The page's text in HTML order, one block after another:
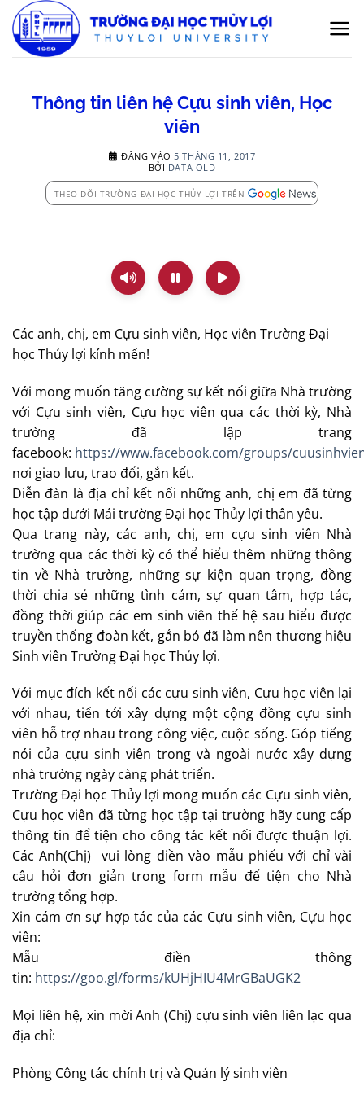
qua
nội
Thông tin liên hệ Cựu sinh viên, Học
viên
ĐĂNG VÀO 5 THÁNG 11, 2017
BỞI DATA OLD
THEO DÕI TRƯỜNG ĐẠI HỌC THỦY LỢI TRÊN
Các anh, chị, em Cựu sinh viên, Học viên Trường Đại
học Thủy lợi kính mến!
Với mong muốn tăng cường sự kết nối giữa Nhà trường
với Cựu sinh viên, Cựu học viên qua các thời kỳ, Nhà
trường đã lập trang
facebook: https://www.facebook.com/groups/
nơi giao lưu, trao đổi, gắn kết.
Diễn đàn là địa chỉ kết nối những anh, chị em đã từng
học tập dưới Mái trường Đại học Thủy lợi thân yêu.
Qua trang này, các anh, chị, em cựu sinh viên Nhà
trường qua các thời kỳ có thể hiểu thêm những thông
tin về Nhà trường, những sự kiện quan trọng, đồng
thời chia sẻ những tình cảm, sự quan tâm, hợp tác,
đồng thời giúp các em sinh viên thế hệ sau hiểu được
truyền thống đoàn kết, gắn bó đã làm nên thương hiệu
Sinh viên Trường Đại học Thủy lợi.
Với mục đích kết nối các cựu sinh viên, Cựu học viên lại
với nhau, tiến tới xây dựng một cộng đồng cựu sinh
viên hỗ trợ nhau trong công việc, cuộc sống. Góp tiếng
nói của cựu sinh viên trong và ngoài nước xây dựng
nhà trường ngày càng phát triển.
Trường Đại học Thủy lợi mong muốn các Cựu sinh viên,
Cựu học viên đã từng học tập tại trường hãy cung cấp
thông tin để tiện cho công tác kết nối được thuận lợi.
Các Anh(Chị) vui lòng điền vào mẫu phiếu với chỉ vài
câu hỏi đơn giản trong form mẫu để tiện cho Nhà
trường tổng hợp.
Xin cám ơn sự hợp tác của các Cựu sinh viên, Cựu học
viên:
Mẫu điền thông
tin: https://goo.gl/forms/kUHjHIU4MrGBaUGK2
Mọi liên hệ, xin mời Anh (Chị) cựu sinh viên liên lạc qua
địa chỉ:
Phòng Công tác chính trị và Quản lý sinh viên